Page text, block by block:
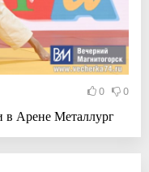
0 0
в Арене Металлург